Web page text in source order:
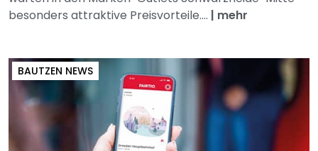
besonders attraktive Preisvorteile.... | mehr
BAUTZEN NEWS